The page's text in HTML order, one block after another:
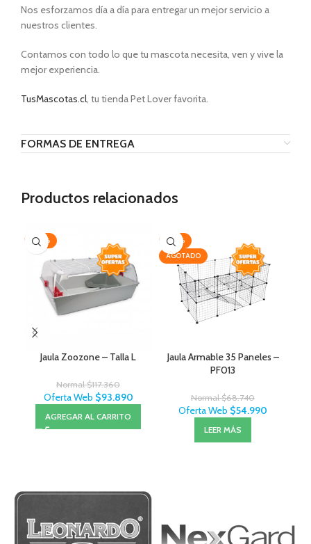
Nos esforzamos día a día para entregar un mejor servicio a
nuestros clientes.
Contamos con todo lo que tu mascota necesita, ven y vive la
mejor experiencia.
TusMascotas.cl, tu tienda Pet Lover favorita.
FORMAS DE ENTREGA
Productos relacionados
-20%
Jaula Zoozone – Talla L
Normal$117.360
Oferta Web $93.890
AGREGAR AL CARRITO
-20%
AGOTADO
Jaula Armable 35 Paneles –
PF013
Normal$68.740
Oferta Web $54.990
LEER MÁS